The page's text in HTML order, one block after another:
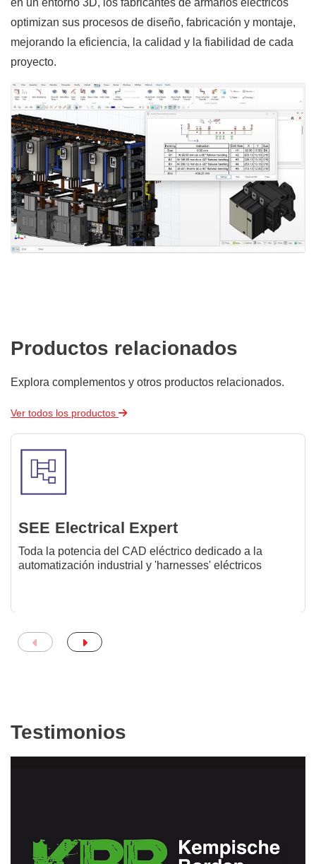
optimizan sus procesos de diseño, fabricación y montaje,
mejorando la eficiencia, la calidad y la fiabilidad de cada
proyecto.
Productos relacionados
Explora complementos y otros productos relacionados.
Ver todos los productos
SEE Electrical Expert
Toda la potencia del CAD eléctrico dedicado a la
automatización industrial y 'harnesses' eléctricos
Testimonios